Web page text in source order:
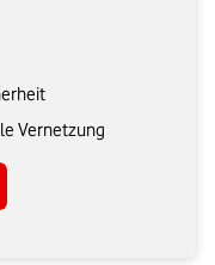
Vernetzung